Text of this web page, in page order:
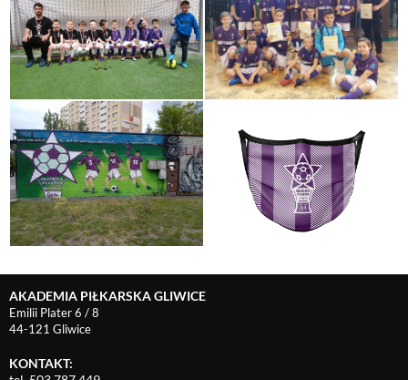
AKADEMIA PIŁKARSKA GLIWICE
Emilii Plater 6 / 8
44-121 Gliwice
KONTAKT: